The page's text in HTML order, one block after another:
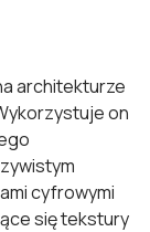
architekturze
on
cyfrowymi
się tekstury